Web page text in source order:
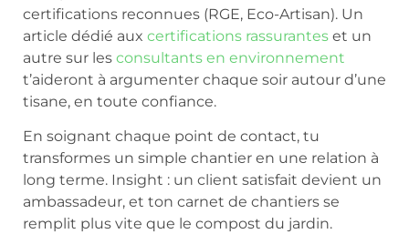
certifications reconnues (RGE, Eco-Artisan). Un
article dédié aux certifications rassurantes et un
autre sur les consultants en environnement
t’aideront à argumenter chaque soir autour d’une
tisane, en toute confiance.
En soignant chaque point de contact, tu
transformes un simple chantier en une relation à
long terme. Insight : un client satisfait devient un
ambassadeur, et ton carnet de chantiers se
remplit plus vite que le compost du jardin.